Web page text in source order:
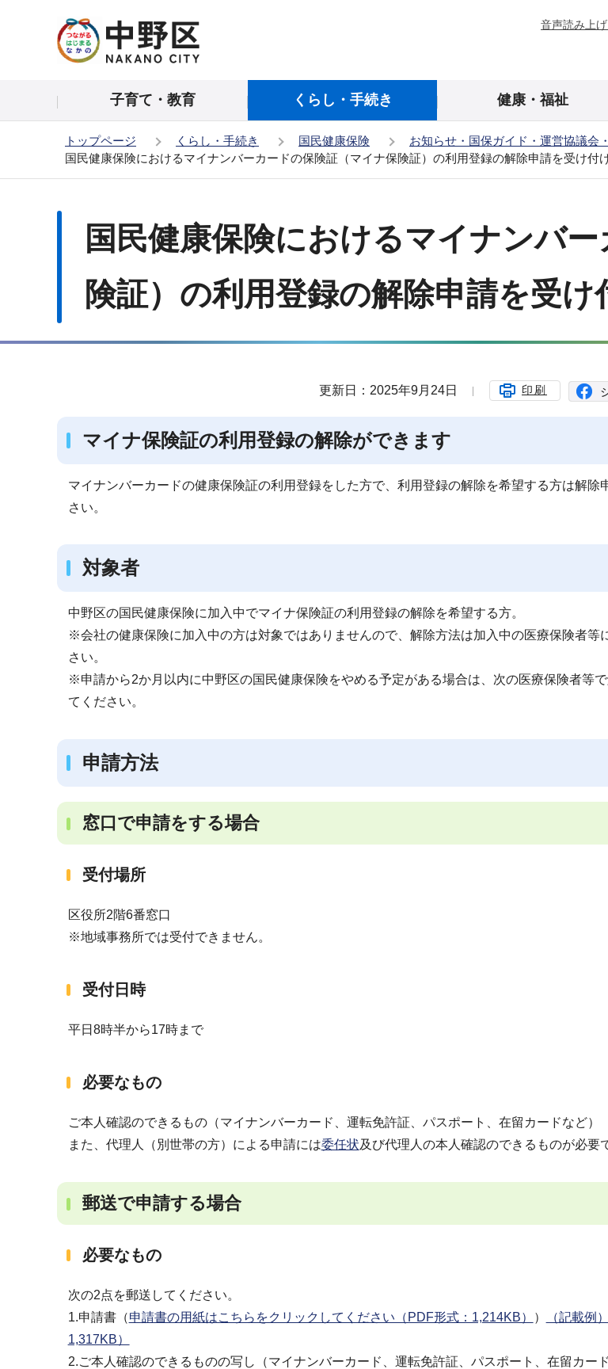
の
音声読み上
子育て・教育 くらし・手続き 健康・福祉
トップページ くらし・手続き 国民健康保険
お知らせ・国保ガイド・運営協議会
国民健康保険におけるマイナンバーカードの保険証（マイナ保険証）の利用登録の解除申請を受け付
国民健康保険におけるマイナンバ
険証）の利用登録の解除申請を受け
更新日：2025年9月24日 印刷
マイナ保険証の利用登録の解除ができます
マイナンバーカードの健康保険証の利用登録をした方で、利用登録の解除を希望する方は解除
さい。
対象者
中野区の国民健康保険に加入中でマイナ保険証の利用登録の解除を希望する方。
※会社の健康保険に加入中の方は対象ではありませんので、解除方法は加入中の医療保険者等
さい。
※申請から2か月以内に中野区の国民健康保険をやめる予定がある場合は、次の医療保険者等
てください。
申請方法
窓口で申請をする場合
受付場所
区役所2階6番窓口
※地域事務所では受付できません。
受付日時
平日8時半から17時まで
必要なもの
ご本人確認のできるもの（マイナンバーカード、運転免許証、パスポート、在留カードなど）
また、代理人（別世帯の方）による申請には委任状及び代理人の本人確認のできるものが必要
郵送で申請する場合
必要なもの
次の2点を郵送してください。
1.申請書（申請書の用紙はこちらをクリックしてください（PDF形式：1,214KB） ）
（記載例
1,317KB）
2.ご本人確認のできるものの写し（マイナンバーカード、運転免許証、パスポート、在留カード
ナ
ビ
ン
こ